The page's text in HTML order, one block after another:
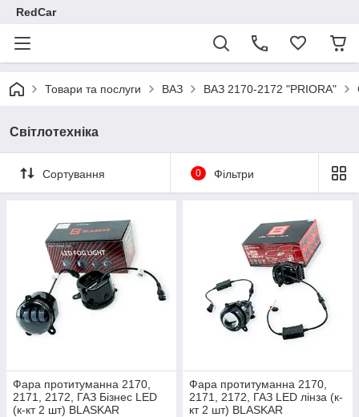
RedCar
Товари та послуги ВАЗ ВАЗ 2170-2172 "PRIORA"
Світлотехніка
Сортування 0 Фільтри
Фара протитуманна 2170,
2171, 2172, ГАЗ Бізнес LED
(к-кт 2 шт) BLASKAR
Фара протитуманна 2170,
2171, 2172, ГАЗ LED лінза (к-
кт 2 шт) BLASKAR